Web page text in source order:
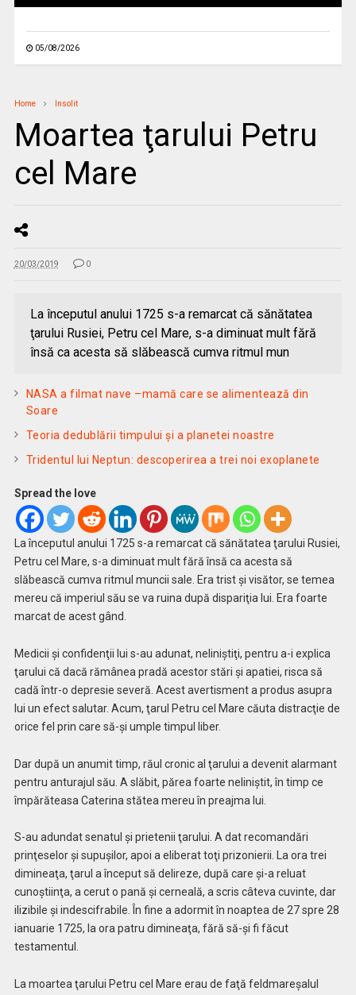
05/08/2026
Home Insolit
Moartea ţarului Petru
cel Mare
20/03/2019 0
La începutul anului 1725 s-a remarcat că sănătatea
ţarului Rusiei, Petru cel Mare, s-a diminuat mult fără
însă ca acesta să slăbească cumva ritmul mun
NASA a filmat nave –mamă care se alimentează din
Soare
Teoria dedublării timpului şi a planetei noastre
Tridentul lui Neptun: descoperirea a trei noi exoplanete
Spread the love
La începutul anului 1725 s-a remarcat că sănătatea ţarului Rusiei,
Petru cel Mare, s-a diminuat mult fără însă ca acesta să
slăbească cumva ritmul muncii sale. Era trist şi visător, se temea
mereu că imperiul său se va ruina după dispariţia lui. Era foarte
marcat de acest gând.
Medicii şi confidenţii lui s-au adunat, neliniştiţi, pentru a-i explica
ţarului că dacă rămânea pradă acestor stări şi apatiei, risca să
cadă într-o depresie severă. Acest avertisment a produs asupra
lui un efect salutar. Acum, ţarul Petru cel Mare căuta distracţie de
orice fel prin care să-şi umple timpul liber.
Dar după un anumit timp, răul cronic al ţarului a devenit alarmant
pentru anturajul său. A slăbit, părea foarte neliniştit, în timp ce
împărăteasa Caterina stătea mereu în preajma lui.
S-au adundat senatul şi prietenii ţarului. A dat recomandări
prinţeselor şi supuşilor, apoi a eliberat toţi prizonierii. La ora trei
dimineaţa, ţarul a început să delireze, după care şi-a reluat
cunoştiinţa, a cerut o pană şi cerneală, a scris câteva cuvinte, dar
ilizibile şi indescifrabile. În fine a adormit în noaptea de 27 spre 28
ianuarie 1725, la ora patru dimineaţa, fără să-şi fi făcut
testamentul.
La moartea ţarului Petru cel Mare erau de faţă feldmareşalul